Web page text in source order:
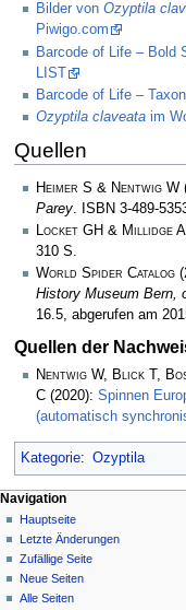
Bilder von Ozyptila
Piwigo.com
Barcode of Life – Bold
LIST
Barcode of Life –
Ozyptila claveata im
Quellen
Heimer S & Nentwig W
Parey . ISBN 3-489-
Locket GH & Millidge
310 S.
World Spider Catalog
History Museum Bern,
16.5, abgerufen am
Quellen der
Nentwig W, Blick T,
C (2020): Spinnen
(automatisch
Kategorie: Ozyptila
Navigation
Hauptseite
Letzte Änderungen
Zufällige Seite
Neue Seiten
Alle Seiten